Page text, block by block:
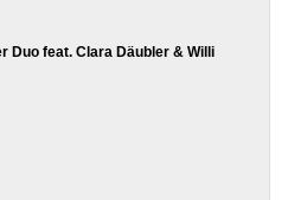
Duo feat. Clara Däubler & Willi